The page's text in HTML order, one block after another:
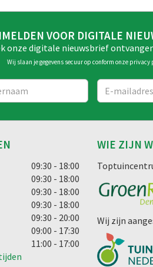
VOOR DIGITALE
onze digitale nieuwsbrief
Wij slaan je gegevens secuur op conform onze privacy
09:30 - 18:00
09:30 - 18:00
09:30 - 18:00
09:30 - 18:00
09:30 - 20:00
09:00 - 17:30
11:00 - 17:00
WIE ZIJN
Wij zijn